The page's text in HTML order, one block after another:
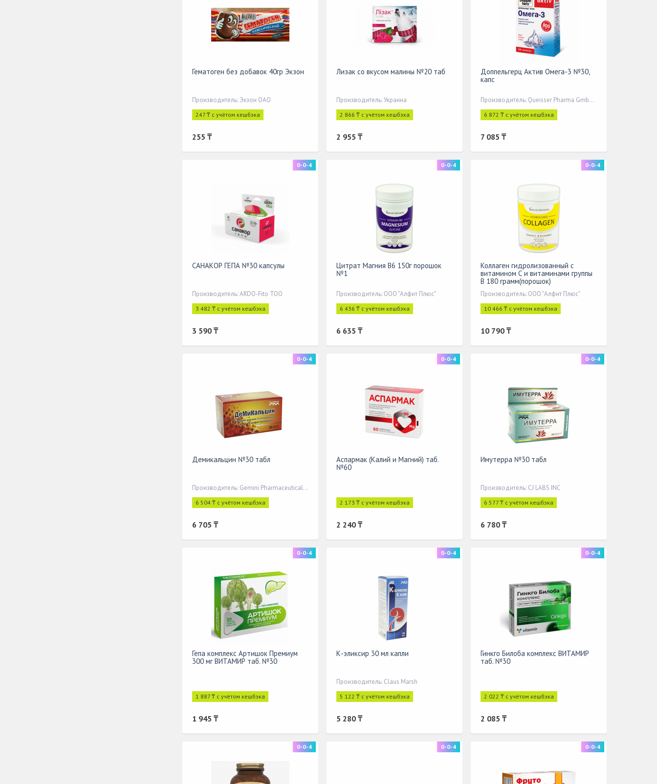
Гематоген без добавок 40гр Экзон
Производитель: Экзон ОАО
247 ₸ с учётом кешбэка
255 ₸
Лизак со вкусом малины №20 таб
Производитель: Украина
2 866 ₸ с учётом кешбэка
2 955 ₸
Доппельгерц Актив Омега-3 №30,
капс
Производитель: Queisser Pharma GmbH&Co,
6 872 ₸ с учётом кешбэка
7 085 ₸
0-0-4
САНАКОР ГЕПА №30 капсулы
Производитель: ARDO-Fito ТОО
3 482 ₸ с учётом кешбэка
3 590 ₸
0-0-4
Цитрат Магния В6 150г порошок
№1
Производитель: ООО "Алфит Плюс"
6 436 ₸ с учётом кешбэка
6 635 ₸
0-0-4
Коллаген гидролизованный с
витамином С и витаминами группы
В 180 грамм(порошок)
Производитель: ООО "Алфит Плюс"
10 466 ₸ с учётом кешбэка
10 790 ₸
0-0-4
Демикальцин №30 табл
Производитель: Gemini Pharmaceuticals In
6 504 ₸ с учётом кешбэка
6 705 ₸
0-0-4
Аспармак (Калий и Магний) таб.
№60
2 173 ₸ с учётом кешбэка
2 240 ₸
0-0-4
Имутерра №30 табл
Производитель: CJ LABS INC
6 577 ₸ с учётом кешбэка
6 780 ₸
0-0-4
Гепа комплекс Артишок Премиум
300 мг ВИТАМИР таб. №30
1 887 ₸ с учётом кешбэка
1 945 ₸
0-0-4
К-эликсир 30 мл капли
Производитель: Claus Marsh
5 122 ₸ с учётом кешбэка
5 280 ₸
0-0-4
Гинкго Билоба комплекс ВИТАМИР
таб. №30
2 022 ₸ с учётом кешбэка
2 085 ₸
0-0-4 0-0-4 0-0-4